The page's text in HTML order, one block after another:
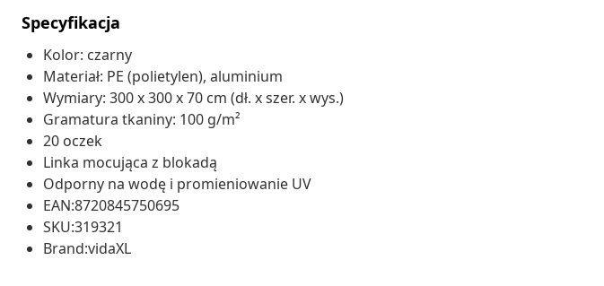
Specyfikacja
Kolor: czarny
Materiał: PE (polietylen), aluminium
Wymiary: 300 x 300 x 70 cm (dł. x szer. x wys.)
Gramatura tkaniny: 100 g/m²
20 oczek
Linka mocująca z blokadą
Odporny na wodę i promieniowanie UV
EAN:8720845750695
SKU:319321
Brand:vidaXL